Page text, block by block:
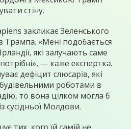
стіну.
закликає Зеленського
Трампа. «Мені подобається
які залучають саме
потрібні», — каже експертка.
дефіцит слюсарів, які
роботами в
то вона цілком могла б
сусідньої Молдови.